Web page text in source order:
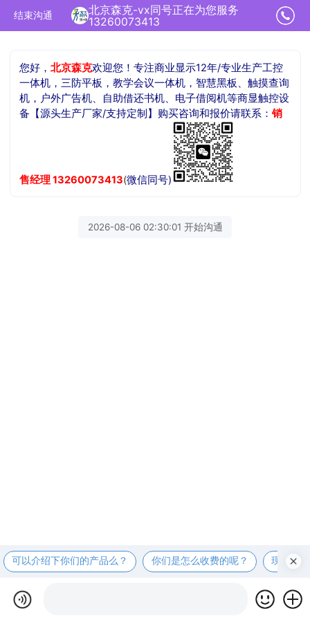
结束沟通
北京森克-vx同号正在为您服务
13260073413
您好，北京森克欢迎您！专注商业显示12年/专业生产工控
一体机，三防平板，教学会议一体机，智慧黑板、触摸查询
机，户外广告机、自助借还书机、电子借阅机等商显触控设
备【源头生产厂家/支持定制】购买咨询和报价请联系：销
售经理13260073413(微信同号)
2026-08-06 02:30:01 开始沟通
可以介绍下你们的产品么？ 你们是怎么收费的呢？ 现在有